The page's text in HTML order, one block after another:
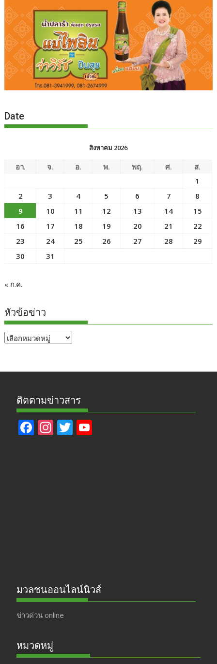
Date
สิงหาคม 2026
อา. จ. อ. พ. พฤ. ศ.
ส.
1
2
3 4 5 6 7
8
9
10 11 12 13 14
15
16
17 18 19 20 21
22
23
24 25 26 27 28
29
30
31
« ก.ค.
หัวข้อข่าว
หัวข้อ
ติดตามข่าวสาร
F In T
มวลชนออนไลน์นิวส์
ข่าวด่วน online
หมวดหมู่